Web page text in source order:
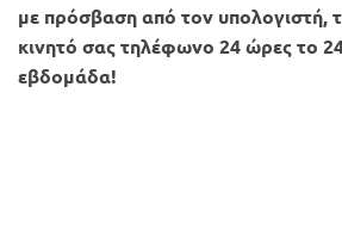
με πρόσβαση από τον υπολογιστή,
κινητό σας τηλέφωνο 24 ώρες το
εβδομάδα!